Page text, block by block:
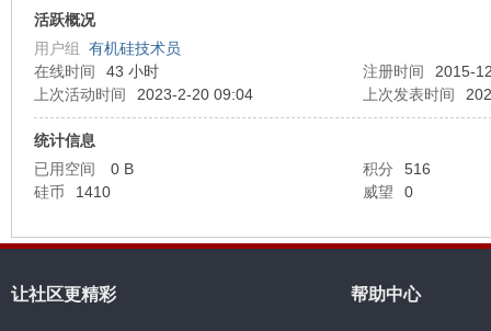
活跃概况
用户组 有机硅技术员
在线时间
43 小时 注册时间
2015-
上次活动时间
2023-2-20 09:04 上次发表时间
统计信息
已用空间
0 B 积分
516
硅币
1410 威望 0
让社区更精彩 帮助中心